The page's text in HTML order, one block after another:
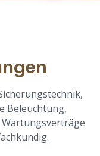
Beleuchtung,